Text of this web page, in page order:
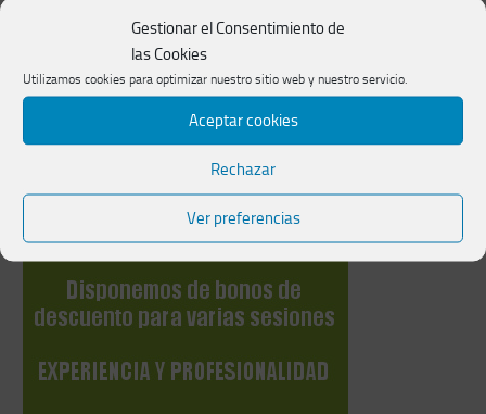
Gestionar el Consentimiento de
las Cookies
Utilizamos cookies para optimizar nuestro sitio web y nuestro servicio.
Aceptar cookies
Rechazar
Ver preferencias